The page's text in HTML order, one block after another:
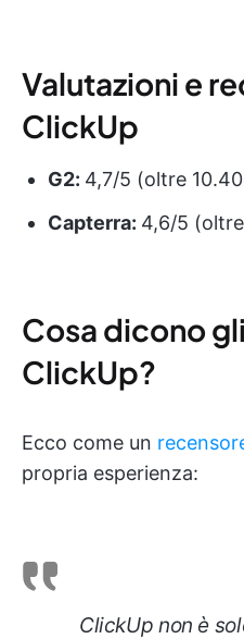
Valutazioni e
ClickUp
G2: 4,7/5 (oltre
Capterra: 4,6/5
Cosa dicono
ClickUp?
Ecco come un
propria esperienza:
ClickUp non è